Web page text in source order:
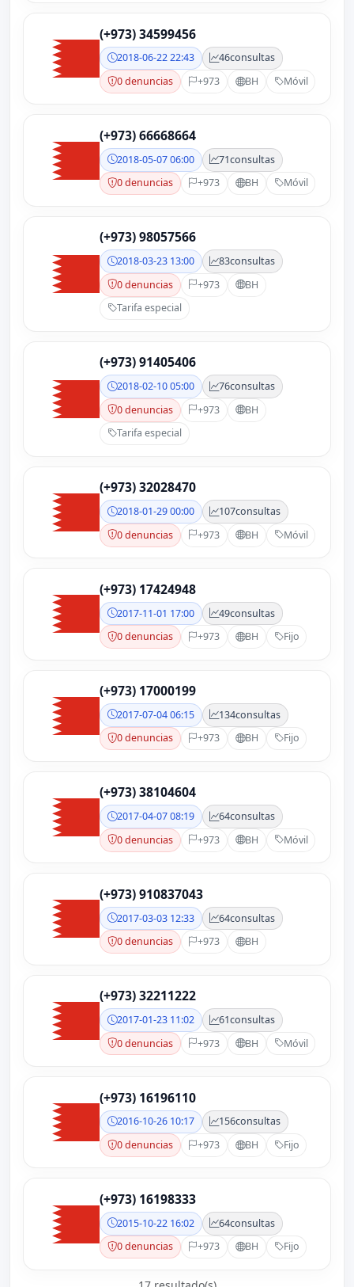
(+973) 34599456
2018-06-22 22:43 46consultas
0 denuncias
+973 BH Móvil
(+973) 66668664
2018-05-07 06:00 71consultas
0 denuncias
+973 BH Móvil
(+973) 98057566
2018-03-23 13:00 83consultas
0 denuncias
+973
BH
Tarifa especial
(+973) 91405406
2018-02-10 05:00 76consultas
0 denuncias
+973
BH
Tarifa especial
(+973) 32028470
2018-01-29 00:00 107consultas
0 denuncias
+973 BH Móvil
(+973) 17424948
2017-11-01 17:00 49consultas
0 denuncias
+973 BH Fijo
(+973) 17000199
2017-07-04 06:15 134consultas
0 denuncias
+973 BH Fijo
(+973) 38104604
2017-04-07 08:19 64consultas
0 denuncias
+973 BH Móvil
(+973) 910837043
2017-03-03 12:33 64consultas
0 denuncias
+973 BH
(+973) 32211222
2017-01-23 11:02 61consultas
0 denuncias
+973 BH Móvil
(+973) 16196110
2016-10-26 10:17 156consultas
0 denuncias
+973 BH Fijo
(+973) 16198333
2015-10-22 16:02 64consultas
0 denuncias
+973 BH Fijo